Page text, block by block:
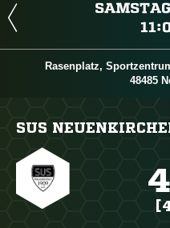
Rasenplatz,
48485
SUS
